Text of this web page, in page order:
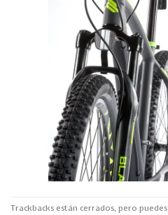
Trackbacks están cerrados, pero puedes